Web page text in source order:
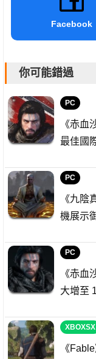
Facebook
你可能錯過
PC
《赤
最佳國
PC
《九
機展示
PC
《赤
大增至
XBOXSX
《